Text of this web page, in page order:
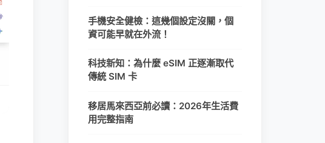
手機安全健檢：這幾個設定沒關，個
資可能早就在外流！
科技新知：為什麼 eSIM 正逐漸取代
傳統 SIM 卡
移居馬來西亞前必讀：2026年生活費
用完整指南